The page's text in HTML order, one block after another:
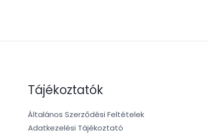
Tájékoztatók
Általános Szerződési Feltételek
Adatkezelési Tájékoztató